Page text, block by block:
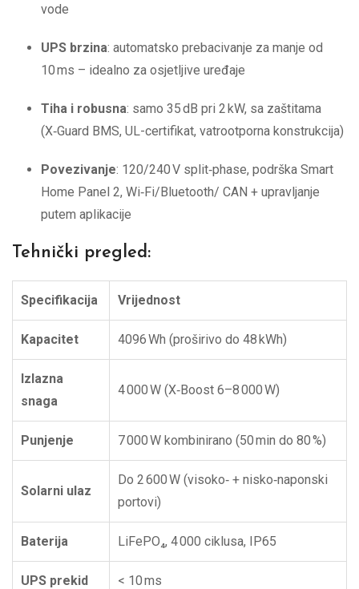
vode
UPS brzina: automatsko prebacivanje za manje od
10 ms – idealno za osjetljive uređaje
Tiha i robusna: samo 35 dB pri 2 kW, sa zaštitama
(X‑Guard BMS, UL-certifikat, vatrootporna konstrukcija)
Povezivanje: 120/240 V split‑phase, podrška Smart
Home Panel 2, Wi‑Fi/Bluetooth/ CAN + upravljanje
putem aplikacije
Tehnički pregled:
Specifikacija Vrijednost
Kapacitet 4096 Wh (proširivo do 48 kWh)
Izlazna
snaga
4 000 W (X‑Boost 6–8 000 W)
Punjenje 7 000 W kombinirano (50 min do 80 %)
Solarni ulaz
Do 2 600 W (visoko‑ + nisko‑naponski
portovi)
Baterija LiFePO₄, 4 000 ciklusa, IP65
UPS prekid < 10 ms